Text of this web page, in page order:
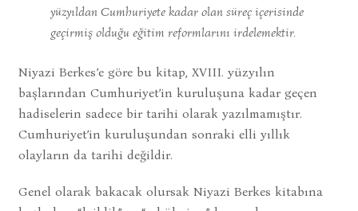
yüzyıldan Cumhuriyete kadar olan süreç içerisinde
geçirmiş olduğu eğitim reformlarını irdelemektir.
Niyazi Berkes’e göre bu kitap, XVIII. yüzyılın
başlarından Cumhuriyet’in kuruluşuna kadar geçen
hadiselerin sadece bir tarihi olarak yazılmamıştır.
Cumhuriyet’in kuruluşundan sonraki elli yıllık
olayların da tarihi değildir.
Genel olarak bakacak olursak Niyazi Berkes kitabına